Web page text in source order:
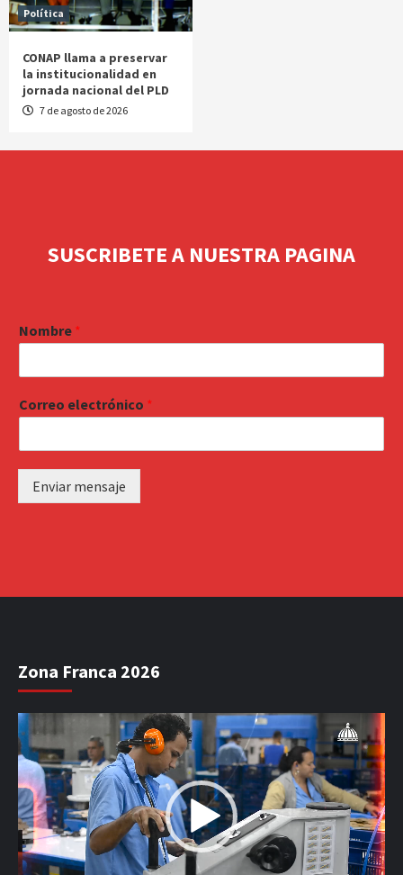
Política
CONAP llama a preservar
la institucionalidad en
jornada nacional del PLD
7 de agosto de 2026
SUSCRIBETE A NUESTRA PAGINA
Nombre *
Correo electrónico *
Enviar mensaje
Zona Franca 2026
Reproductor
de
vídeo